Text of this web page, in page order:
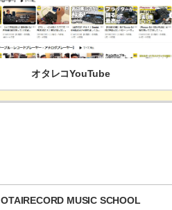
オタレコYouTube
OTAIRECORD MUSIC SCHOOL